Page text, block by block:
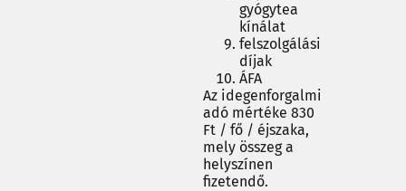
gyógytea
kínálat
felszolgálási
díjak
ÁFA
Az idegenforgalmi
adó mértéke 830
Ft / fő / éjszaka,
mely összeg a
helyszínen
fizetendő.